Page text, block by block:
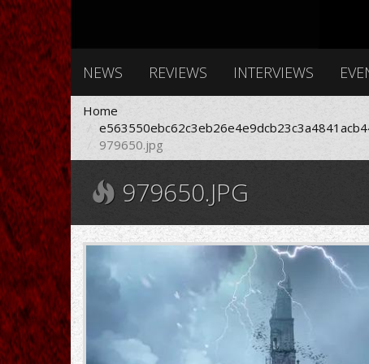
NEWS REVIEWS INTERVIEWS
Home
979650.jpg
979650.JPG